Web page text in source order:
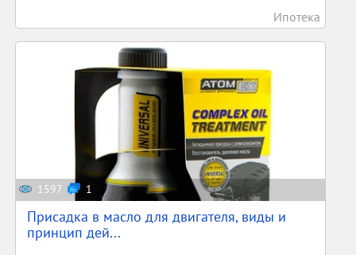
Ипотека
1597 1
Присадка в масло для двигателя, виды и
принцип дей...